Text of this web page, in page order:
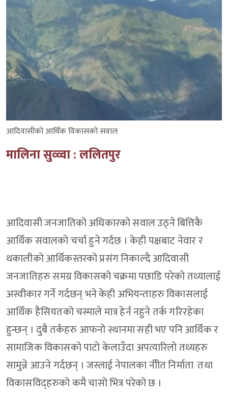
आदिवासीको आर्थिक विकासको सवाल
मालिना सुव्व्वा : ललितपुर
आदिवासी जनजातिको अधिकारको सवाल उठ्ने बित्तिकै
आर्थिक सवालको चर्चा हुने गर्दछ । केही पक्षबाट नेवार र
थकालीको आर्थिकस्तरको प्रसंग निकाल्दै आदिवासी
जनजातिहरु समग्र विकासको चक्रमा पछाडि परेको तथ्यालाई
अस्वीकार गर्ने गर्दछन् भने केही अभियन्ताहरु विकासलाई
आर्थिक हैसियतको चस्माले मात्र हेर्न नहुने तर्क गरिरहेका
हुन्छन् । दुबै तर्कहरु आफनो स्थानमा सही भए पनि आर्थिक र
सामाजिक विकासको पाटो केलाउँदा अपत्यारिलो तथ्यहरु
सामुन्ने आउने गर्दछन् । जस्लाई नेपालका नीीत निर्माता तथा
विकासविद्हरुको कमै चासो भित्र परेको छ ।